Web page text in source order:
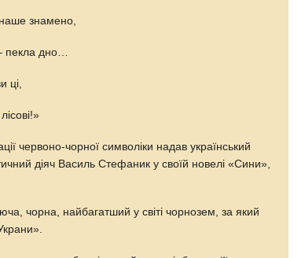
знамено,
пекла дно…
ці,
червоно-чорної символіки надав український
діяч Василь Стефаник у своїй новелі «Сини»,
чорна, найбагатший у світі чорнозем, за який